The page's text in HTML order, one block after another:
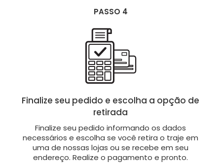
PASSO 4
Finalize seu pedido e escolha a opção de
retirada
Finalize seu pedido informando os dados
necessários e escolha se você retira o traje em
uma de nossas lojas ou se recebe em seu
endereço. Realize o pagamento e pronto.